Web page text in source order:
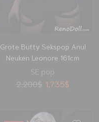
Grote Butty Sekspop Anul
Neuken Leonore 161cm
SE pop
2,200$ 1,735$